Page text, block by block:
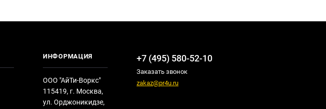
ИНФОРМАЦИЯ
ООО "АйТи-Воркс"
115419, г. Москва,
ул. Орджоникидзе,
+7 (495) 580-52-10
Заказать звонок
zakaz@pr4u.ru